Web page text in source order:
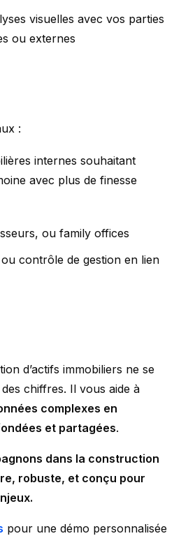
visuelles avec vos parties
ou externes
:
internes souhaitant
avec plus de finesse
ou family offices
contrôle de gestion en lien
d’actifs immobiliers ne se
chiffres. Il vous aide à
complexes en
et partagées.
dans la construction
robuste, et conçu pour
pour une démo personnalisée